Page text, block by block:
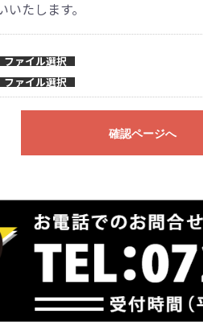
いたします。
ファイル選択
ファイル選択
確認ページへ